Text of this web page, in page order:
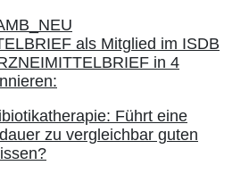
Führt eine
zu vergleichbar guten